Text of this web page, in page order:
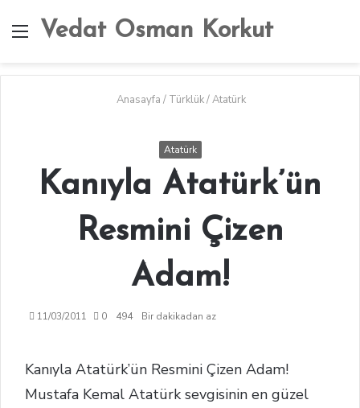
Menü
Vedat Osman Korkut
...
Anasayfa / Türklük/Atatürk
Atatürk
Kanıyla Atatürk’ün
Resmini Çizen
Adam!
11/03/2011 0 494 Bir dakikadan az
Kanıyla Atatürk’ün Resmini Çizen Adam!
Mustafa Kemal Atatürk sevgisinin en güzel